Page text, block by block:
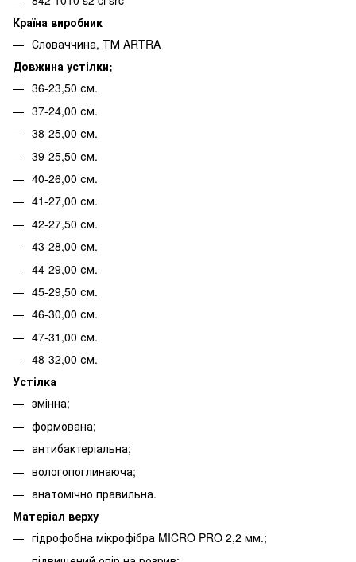
Країна виробник
Словаччина, ТМ ARTRA
Довжина устілки;
36-23,50 см.
37-24,00 см.
38-25,00 см.
39-25,50 см.
40-26,00 см.
41-27,00 см.
42-27,50 см.
43-28,00 см.
44-29,00 см.
45-29,50 см.
46-30,00 см.
47-31,00 см.
48-32,00 см.
Устілка
змінна;
формована;
антибактеріальна;
вологопоглинаюча;
анатомічно правильна.
Матеріал верху
гідрофобна мікрофібра MICRO PRO 2,2 мм.;